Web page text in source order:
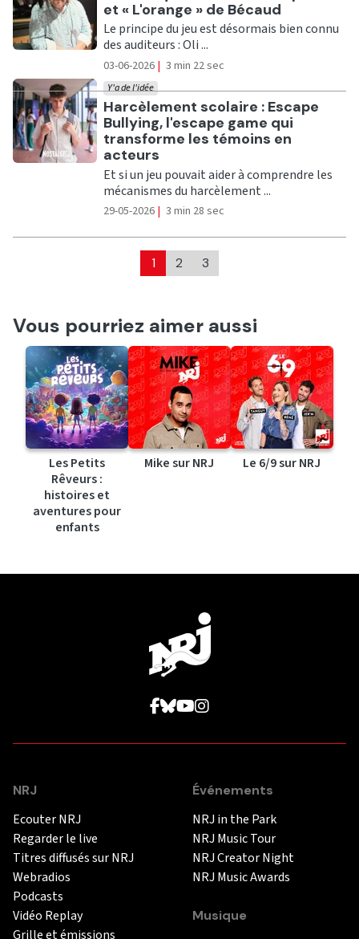
et « L'orange » de Bécaud
Le principe du jeu est désormais bien connu
des auditeurs : Oli ...
03-06-2026 | 3 min 22 sec
Ecouter
Harcèlement scolaire : Escape
Bullying, l'escape game qui
transforme les témoins en
acteurs
Y'a de l'idée
Et si un jeu pouvait aider à comprendre les
mécanismes du harcèlement ...
29-05-2026 | 3 min 28 sec
1 2 3
Vous pourriez aimer aussi
Les Petits
Rêveurs :
histoires et
aventures pour
enfants
Mike sur NRJ Le 6/9 sur NRJ
NRJ
Ecouter NRJ
Regarder le live
Titres diffusés sur NRJ
Webradios
Podcasts
Vidéo Replay
Grille et émissions
Événements
NRJ in the Park
NRJ Music Tour
NRJ Creator Night
NRJ Music Awards
Musique